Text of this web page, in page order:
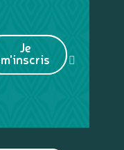
Je
m'inscris